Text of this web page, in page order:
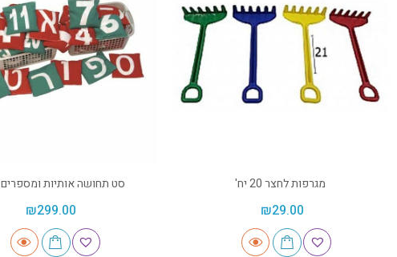
מגרפות לחצר 20 יח'
₪29.00
סט תחושה אותיות ומספרים 7005
₪299.00